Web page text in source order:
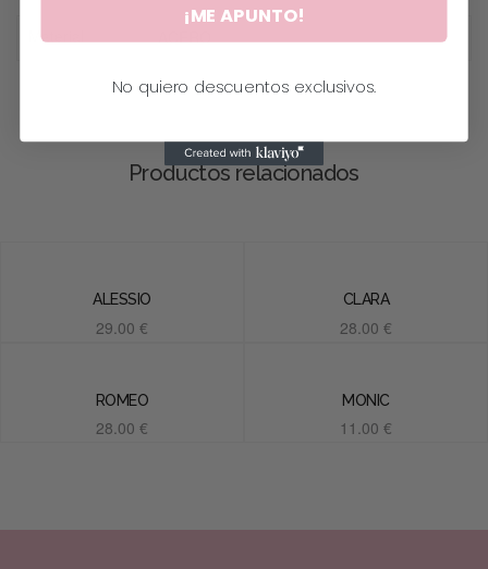
Material
Productos relacionados
ALESSIO
29.00 €
CLARA
28.00 €
ROMEO
28.00 €
MONIC
11.00 €
¡ME APUNTO!
No quiero descuentos exclusivos.